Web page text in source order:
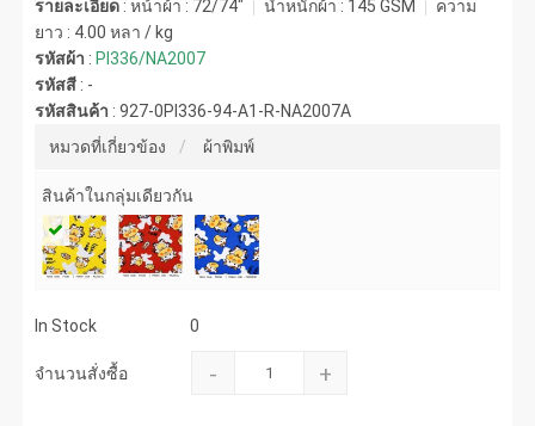
รายละเอียด : หน้าผ้า : 72/74" น้ำหนักผ้า : 145 GSM
ความ
ยาว : 4.00 หลา / kg
รหัสผ้า :PI336/NA2007
รหัสสี : -
รหัสสินค้า :927-0PI336-94-A1-R-NA2007A
หมวดที่เกี่ยวข้อง
ผ้าพิมพ์
สินค้าในกลุ่มเดียวกัน
In Stock 0
จำนวนสั่งซื้อ - +